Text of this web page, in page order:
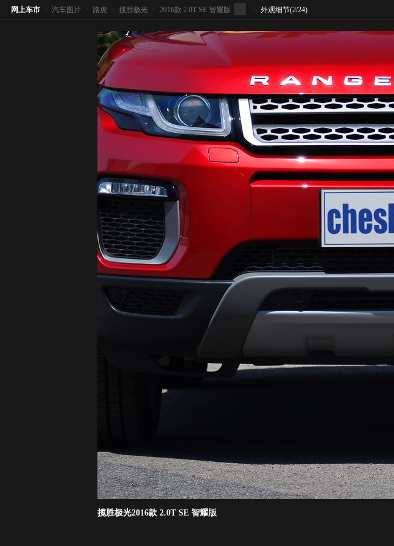
网上车市 > 汽车图片 > 路虎 > 揽胜极光 > 2016款 2.0T SE 智耀版 > 外观细节(2/24)
揽胜极光2016款 2.0T SE 智耀版